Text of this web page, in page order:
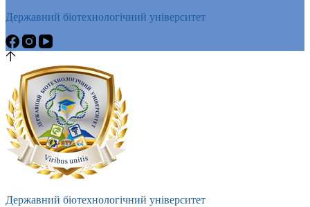
Державний біотехнологічний університет
Державний біотехнологічний університет